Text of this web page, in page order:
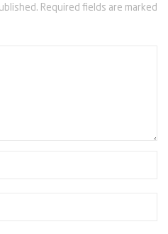
Required fields are marked